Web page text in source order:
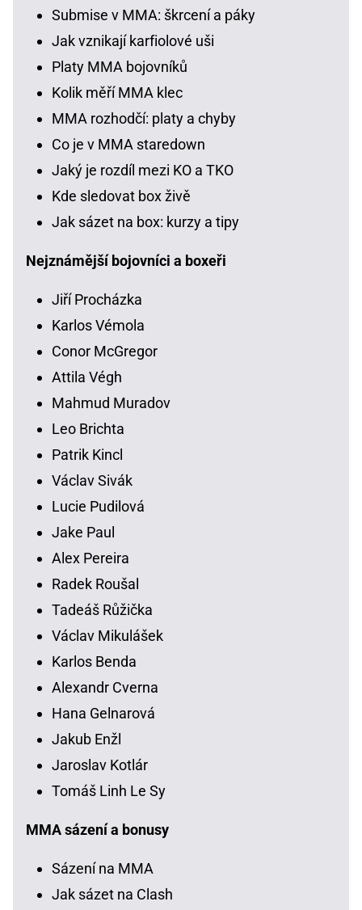
Submise v MMA: škrcení a páky
Jak vznikají karfiolové uši
Platy MMA bojovníků
Kolik měří MMA klec
MMA rozhodčí: platy a chyby
Co je v MMA staredown
Jaký je rozdíl mezi KO a TKO
Kde sledovat box živě
Jak sázet na box: kurzy a tipy
Nejznámější bojovníci a boxeři
Jiří Procházka
Karlos Vémola
Conor McGregor
Attila Végh
Mahmud Muradov
Leo Brichta
Patrik Kincl
Václav Sivák
Lucie Pudilová
Jake Paul
Alex Pereira
Radek Roušal
Tadeáš Růžička
Václav Mikulášek
Karlos Benda
Alexandr Cverna
Hana Gelnarová
Jakub Enžl
Jaroslav Kotlár
Tomáš Linh Le Sy
MMA sázení a bonusy
Sázení na MMA
Jak sázet na Clash